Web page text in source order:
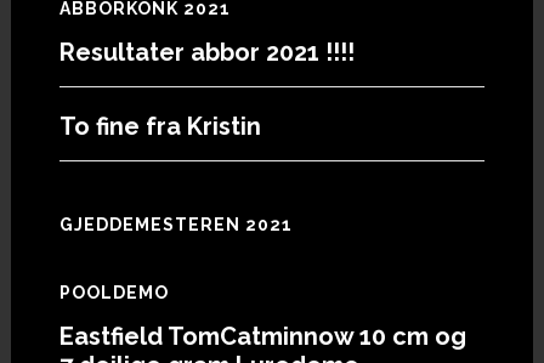
ABBORKONK 2021
Resultater abbor 2021 !!!!
To fine fra Kristin
GJEDDEMESTEREN 2021
POOLDEMO
Eastfield TomCatminnow 10 cm og